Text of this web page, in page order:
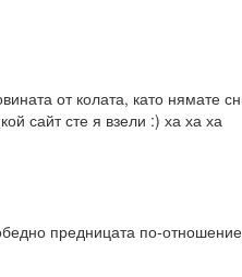
от колата, като
сайт сте я взели :) ха ха ха
предницата по-